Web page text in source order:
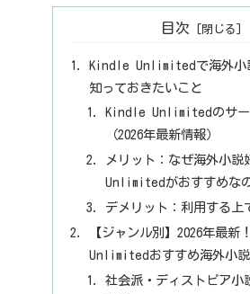
目次
Kindle Unlimitedで海外小
知っておきたいこと
Kindle Unlimitedのサー
（2026年最新情報）
メリット：なぜ海外小
Unlimitedがおすすめな
デメリット：利用する上
【ジャンル別】2026年最新
Unlimitedおすすめ海外小
社会派・ディストピア小